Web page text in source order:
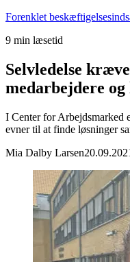
Forenklet
9 min læsetid
Selvledelse
medarbejdere og
I Center for Arbejdsmarked
evner til at finde løsninger
Mia Dalby Larsen